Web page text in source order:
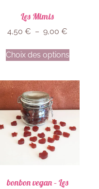
Les Mimis
4,50 € – 9,00 €
Choix des options
bonbon vegan – Les